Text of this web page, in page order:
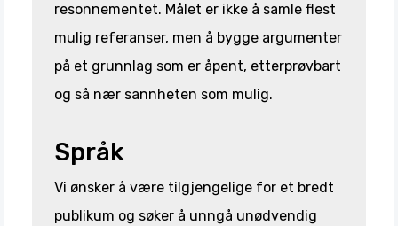
resonnementet. Målet er ikke å samle flest
mulig referanser, men å bygge argumenter
på et grunnlag som er åpent, etterprøvbart
og så nær sannheten som mulig.
Språk
Vi ønsker å være tilgjengelige for et bredt
publikum og søker å unngå unødvendig